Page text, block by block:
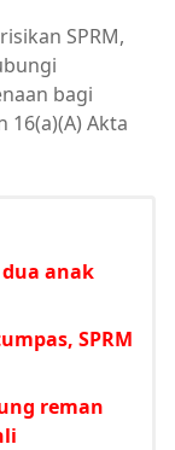
SPRM,
bagi
Akta
anak
SPRM
reman